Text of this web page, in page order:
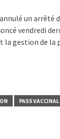
un
vendredi
gestion de la
PASS VACCINAL